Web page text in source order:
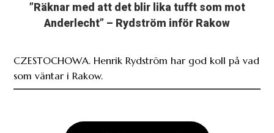
”Räknar med att det blir lika tufft som mot
Anderlecht” – Rydström inför Rakow
CZESTOCHOWA. Henrik Rydström har god koll på vad
som väntar i Rakow.